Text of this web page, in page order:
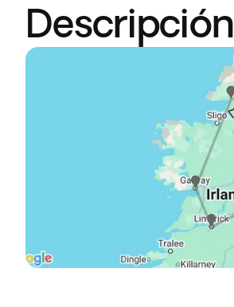
Descripción